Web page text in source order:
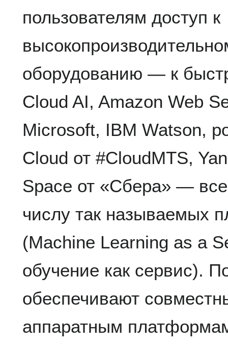
пользователям доступ к
оборудованию — к
Cloud AI, Amazon Web
Microsoft, IBM Watson,
Cloud от #CloudMTS,
Space от «Сбера» —
числу так называемых
(Machine Learning as a
обучение как сервис).
обеспечивают
аппаратным